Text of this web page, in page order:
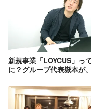
新規事業「LOYCUS」っ
に？グループ代表嶽本が